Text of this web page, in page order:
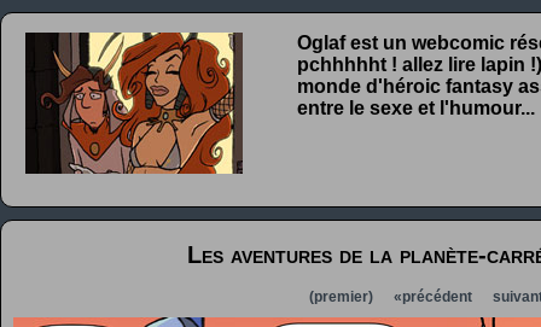
Oglaf est un webcomic
pchhhhht ! allez lire lapin
monde d'héroic fantasy
entre le sexe et l'humour...
Les aventures de la planète-
(premier) «précédent